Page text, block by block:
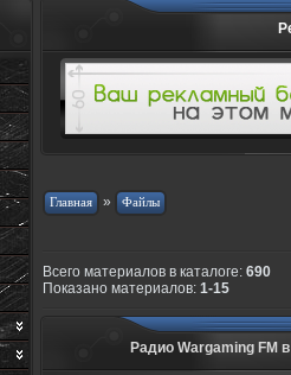
»
Всего материалов в каталоге: 690
Показано материалов: 1-15
Радио Wargaming FM